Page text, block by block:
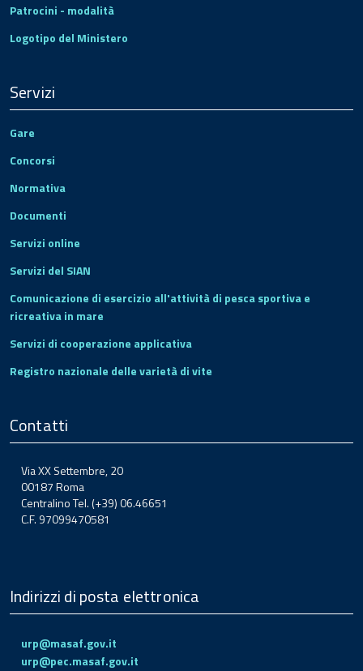
Patrocini - modalità
Logotipo del Ministero
Servizi
Gare
Concorsi
Normativa
Documenti
Servizi online
Servizi del SIAN
Comunicazione di esercizio all'attività di pesca sportiva e
ricreativa in mare
Servizi di cooperazione applicativa
Registro nazionale delle varietà di vite
Contatti
Via XX Settembre, 20
00187 Roma
Centralino Tel. (+39) 06.46651
C.F. 97099470581
Indirizzi di posta elettronica
urp@masaf.gov.it
urp@pec.masaf.gov.it